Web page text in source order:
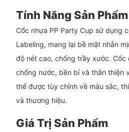
Tính Năng Sản Phẩm
Cốc nhựa PP Party Cup sử dụng
Labeling, mang lại bề mặt nhẵn
độ nét cao, chống trầy xước. Cốc
chống nước, bền bỉ và thân thiện
thể được tùy chỉnh về màu sắc,
và thương hiệu.
Giá Trị Sản Phẩm